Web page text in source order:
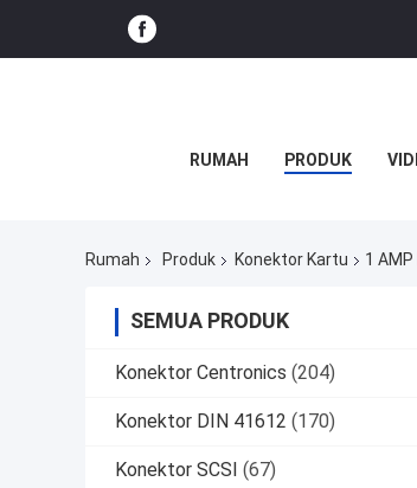
RUMAH PRODUK
Rumah Produk Konektor Kartu 1
SEMUA PRODUK
Konektor Centronics (204)
Konektor DIN 41612 (170)
Konektor SCSI (67)